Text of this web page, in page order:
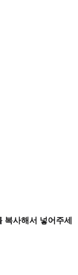
사해서 넣어주세